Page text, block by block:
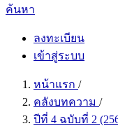
ค้นหา
ลงทะเบียน
เข้าสู่ระบบ
หน้าแรก /
คลังบทความ /
ปีที่ 4 ฉบับที่ 2